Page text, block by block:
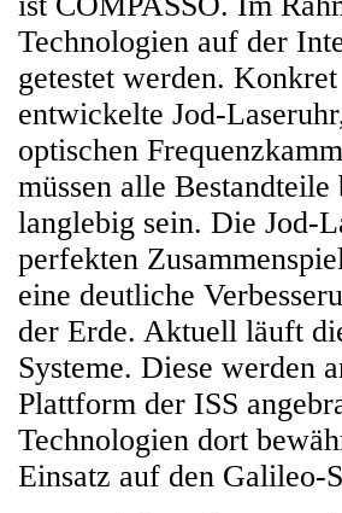
Technologien auf der
getestet werden.
entwickelte Jod-
optischen
müssen alle
langlebig sein. Die Jod-
perfekten
eine deutliche
der Erde. Aktuell läuft
Systeme. Diese werden
Plattform der ISS
Technologien dort
Einsatz auf den Galileo-